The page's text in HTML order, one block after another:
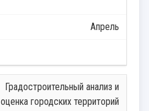
Апрель
Градостроительный анализ и
оценка городских территорий